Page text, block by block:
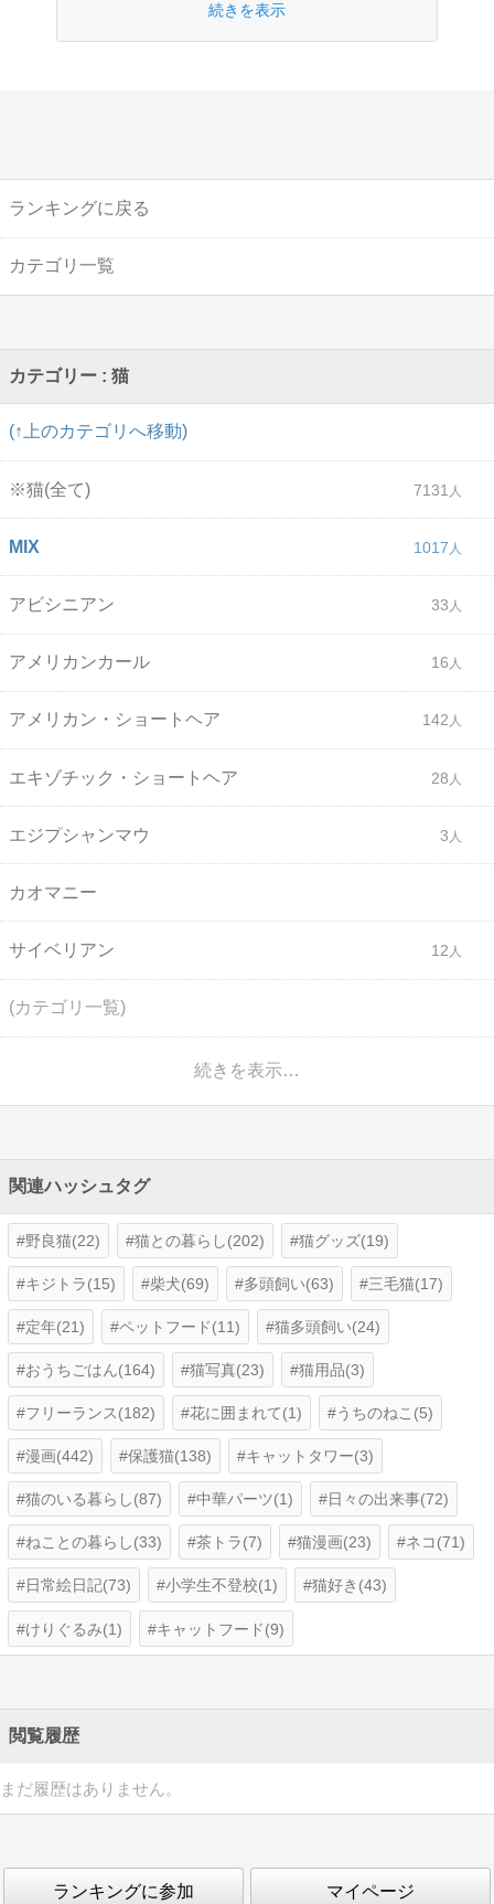
続きを表示
ランキングに戻る
カテゴリ一覧
カテゴリー : 猫
(↑上のカテゴリへ移動)
※猫(全て) 7131
MIX 1017
アビシニアン 33
アメリカンカール 16
アメリカン・ショートヘア 142
エキゾチック・ショートヘア 28
エジプシャンマウ 3
カオマニー
サイベリアン 12
(カテゴリ一覧)
続きを表示…
関連ハッシュタグ
野良猫(22) 猫との暮らし(202) 猫グッズ(19)
キジトラ(15) 柴犬(69) 多頭飼い(63) 三毛猫(17)
定年(21) ペットフード(11) 猫多頭飼い(24)
おうちごはん(164) 猫写真(23) 猫用品(3)
フリーランス(182) 花に囲まれて(1) うちのねこ(5)
漫画(442) 保護猫(138) キャットタワー(3)
猫のいる暮らし(87) 中華パーツ(1) 日々の出来事(72)
ねことの暮らし(33) 茶トラ(7) 猫漫画(23) ネコ(71)
日常絵日記(73) 小学生不登校(1) 猫好き(43)
けりぐるみ(1) キャットフード(9)
閲覧履歴
まだ履歴はありません。
ランキングに参加 マイページ